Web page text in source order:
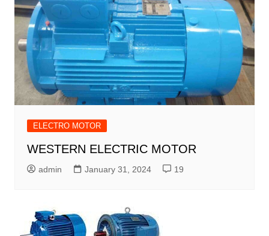
ELECTRO MOTOR
WESTERN ELECTRIC MOTOR
admin January 31, 2024 19